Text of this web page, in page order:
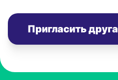
Пригласить друга